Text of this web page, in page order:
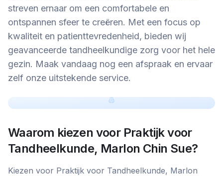
streven ernaar om een comfortabele en
ontspannen sfeer te creëren. Met een focus op
kwaliteit en patienttevredenheid, bieden wij
geavanceerde tandheelkundige zorg voor het hele
gezin. Maak vandaag nog een afspraak en ervaar
zelf onze uitstekende service.
Waarom kiezen voor Praktijk voor
Tandheelkunde, Marlon Chin Sue?
Kiezen voor Praktijk voor Tandheelkunde, Marlon